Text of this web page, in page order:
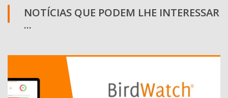
NOTÍCIAS QUE PODEM LHE INTERESSAR
...